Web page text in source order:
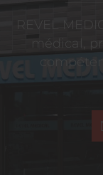
REVEL
médical,